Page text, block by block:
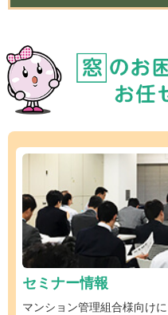
セミナー情報
マンション管理組合様向け